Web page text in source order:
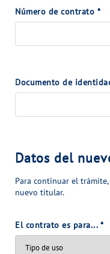
CONÓCENOS
VER TODAS LAS
NUESTROS
Número de contrato *
Documento de
Datos del
Para continuar el
nuevo titular.
El contrato es para... *